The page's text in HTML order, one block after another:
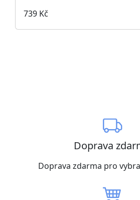
739 Kč
Doprava
Doprava zdarma pro